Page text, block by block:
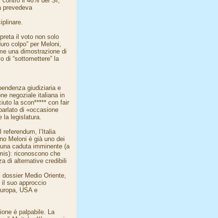
prevedeva
il voto non solo
colpo” per Meloni,
una dimostrazione di
di “sottomettere” la
giudiziaria e
negoziale italiana in
la scon***** con fair
di «occasione
la legislatura.
l’Italia
Meloni è già uno dei
caduta imminente (a
riconoscono che
di alternative credibili
Medio Oriente,
il suo approccio
USA e
è palpabile. La